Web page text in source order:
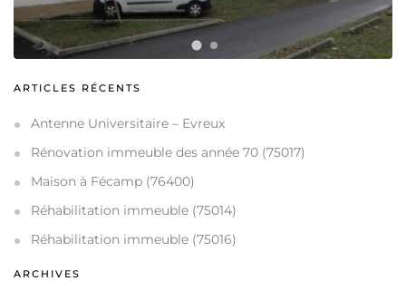
ARTICLES RÉCENTS
Antenne Universitaire – Evreux
Rénovation immeuble des année 70 (75017)
Maison à Fécamp (76400)
Réhabilitation immeuble (75014)
Réhabilitation immeuble (75016)
ARCHIVES